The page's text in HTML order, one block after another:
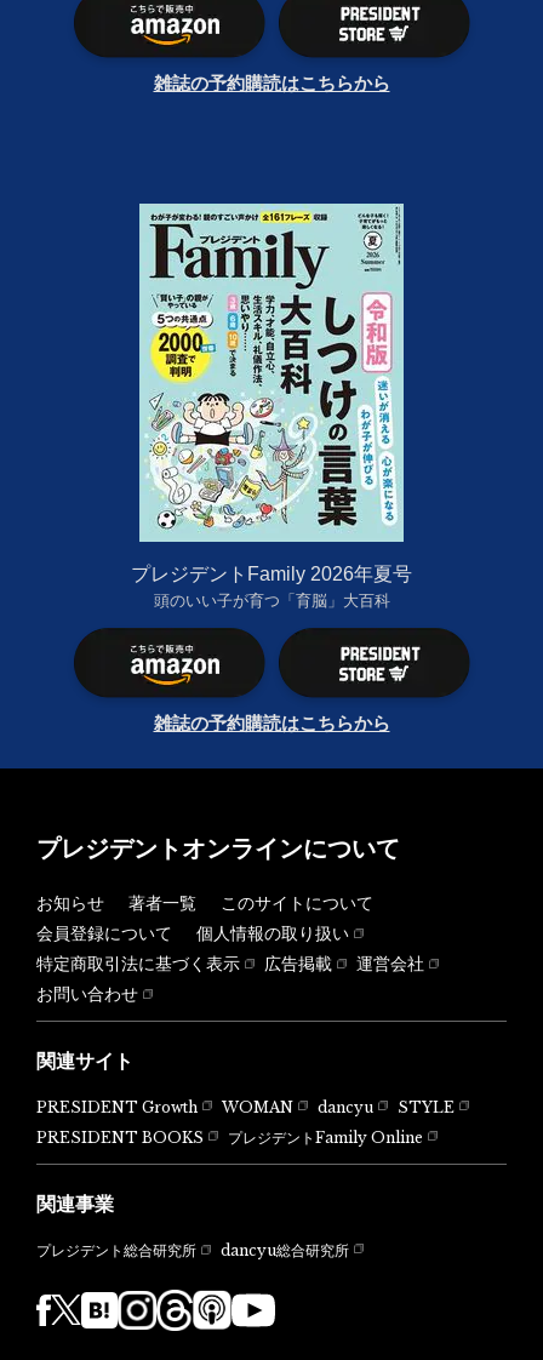
雑誌の予約購読はこちらから
プレジデントFamily 2026年夏号
頭のいい子が育つ「育脳」大百科
雑誌の予約購読はこちらから
プレジデントオンラインについて
お知らせ 著者一覧
このサイトについて
会員登録について
個人情報の取り扱い
特定商取引法に基づく表示
広告掲載
運営会社
お問い合わせ
関連サイト
PRESIDENT Growth WOMAN dancyu
STYLE
PRESIDENT BOOKS
プレジデントFamily Online
関連事業
プレジデント総合研究所 dancyu総合研究所